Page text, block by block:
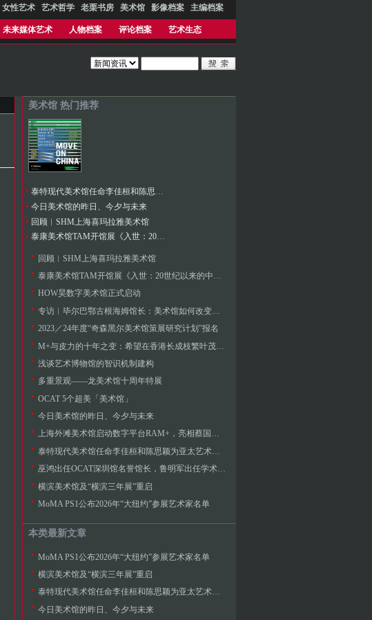
女性艺术 艺术哲学 老栗书房 美术馆 影像档案 主编档案
未来媒体艺术 人物档案 评论档案 艺术生态
美术馆 热门推荐
泰特现代美术馆任命李佳桓和陈思颖为亚太艺术策展人
今日美术馆的昨日、今夕与未来
回顾︱SHM上海喜玛拉雅美术馆
泰康美术馆TAM开馆展《⼊世：20世纪以来的中国现当代艺术》
回顾︱SHM上海喜玛拉雅美术馆
泰康美术馆TAM开馆展《⼊世：20世纪以来的中国现当代艺术》
HOW昊数字美术馆正式启动
专访︱毕尔巴鄂古根海姆馆长：美术馆如何改变城市？
2023／24年度“奇森黑尔美术馆策展研究计划”报名
M+与皮力的十年之变：希望在香港长成枝繁叶茂的树
浅谈艺术博物馆的智识机制建构
多重景观——龙美术馆十周年特展
OCAT 5个超美「美术馆」
今日美术馆的昨日、今夕与未来
上海外滩美术馆启动数字平台RAM+，亮相蔡国强首个NFT项目《瞬间的永恒》
泰特现代美术馆任命李佳桓和陈思颖为亚太艺术策展人
巫鸿出任OCAT深圳馆名誉馆长，鲁明军出任学术总监
横滨美术馆及“横滨三年展”重启
MoMA PS1公布2026年“大纽约”参展艺术家名单
本类最新文章
MoMA PS1公布2026年“大纽约”参展艺术家名单
横滨美术馆及“横滨三年展”重启
泰特现代美术馆任命李佳桓和陈思颖为亚太艺术策展人
今日美术馆的昨日、今夕与未来